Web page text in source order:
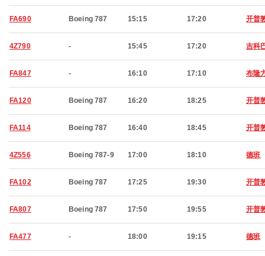
FA690 Boeing 787 15:15 17:20 开普
4Z790 - 15:45 17:20 吉科
FA847 - 16:10 17:10 布隆
FA120 Boeing 787 16:20 18:25 开普
FA114 Boeing 787 16:40 18:45 开普
4Z556 Boeing 787-9 17:00 18:10 德班
FA102 Boeing 787 17:25 19:30 开普
FA807 Boeing 787 17:50 19:55 开普
FA477 - 18:00 19:15 德班